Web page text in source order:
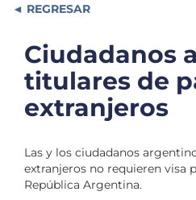
REGRESAR
Ciudadanos
titulares de
extranjeros
Las y los ciudadanos
extranjeros no requieren visa
República Argentina.